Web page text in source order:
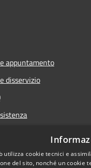
appuntamento
disservizio
utilizza cookie tecnici e
del sito, nonché un cookie